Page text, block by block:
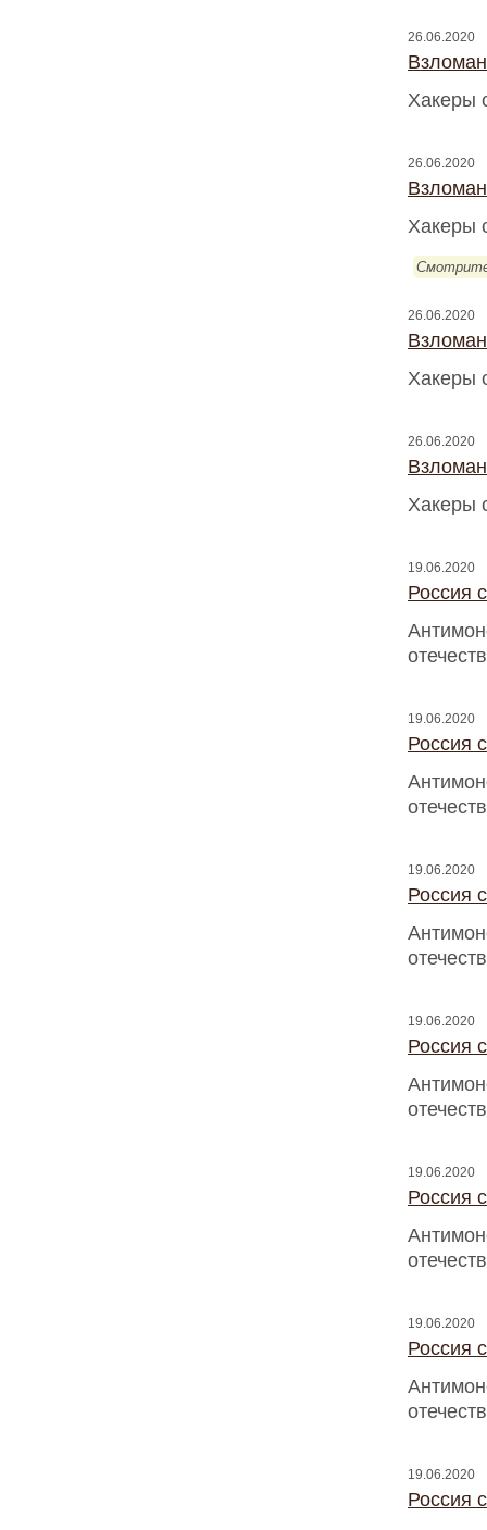
26.06.2020
Хакеры
26.06.2020
Хакеры
26.06.2020
Хакеры
26.06.2020
Хакеры
19.06.2020
Россия
19.06.2020
Россия
19.06.2020
Россия
19.06.2020
Россия
19.06.2020
Россия
19.06.2020
Россия
19.06.2020
Россия